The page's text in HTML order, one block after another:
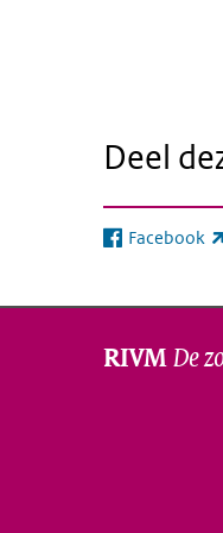
Deel
Facebook
(externe link)
RIVMDe